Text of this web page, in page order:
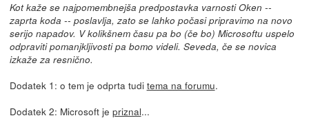
Kot kaže se najpomembnejša predpostavka varnosti Oken --
zaprta koda -- poslavlja, zato se lahko počasi pripravimo na novo
serijo napadov. V kolikšnem času pa bo (če bo) Microsoftu uspelo
odpraviti pomanjkljivosti pa bomo videli. Seveda, če se novica
izkaže za resnično.
Dodatek 1: o tem je odprta tudi tema na forumu.
Dodatek 2: Microsoft je priznal...